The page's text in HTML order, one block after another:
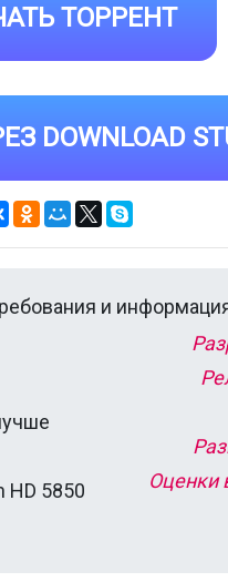
ТОРРЕНТ
DOWNLOAD
и
HD 5850
Оценки